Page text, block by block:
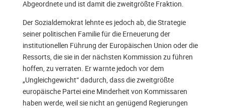
Abgeordnete und ist damit die zweitgrößte Fraktion.
Der Sozialdemokrat lehnte es jedoch ab, die Strategie
seiner politischen Familie für die Erneuerung der
institutionellen Führung der Europäischen Union oder die
Ressorts, die sie in der nächsten Kommission zu führen
hoffen, zu verraten. Er warnte jedoch vor dem
„Ungleichgewicht“ dadurch, dass die zweitgrößte
europäische Partei eine Minderheit von Kommissaren
haben werde, weil sie nicht an genügend Regierungen